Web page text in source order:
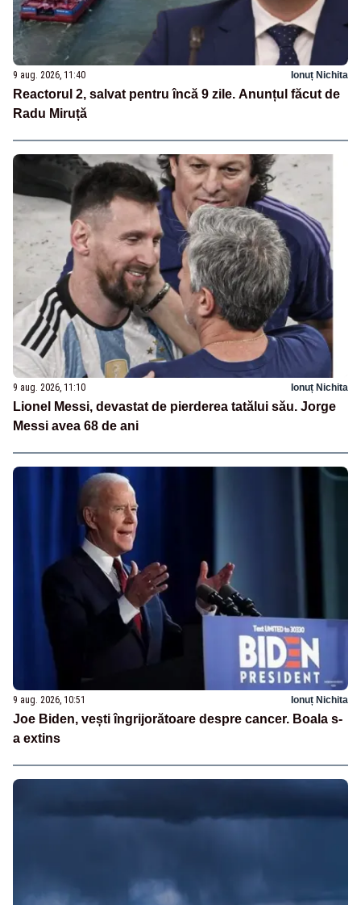
9 aug. 2026, 11:40 Ionuț Nichita
Reactorul 2, salvat pentru încă 9 zile. Anunțul făcut de
Radu Miruță
9 aug. 2026, 11:10 Ionuț Nichita
Lionel Messi, devastat de pierderea tatălui său. Jorge
Messi avea 68 de ani
9 aug. 2026, 10:51 Ionuț Nichita
Joe Biden, vești îngrijorătoare despre cancer. Boala s-
a extins